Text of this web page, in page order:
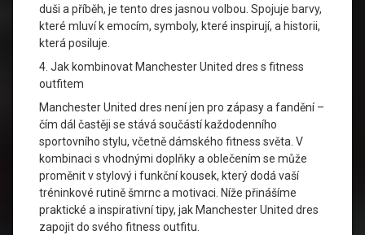
duši a příběh, je tento dres jasnou volbou. Spojuje barvy,
které mluví k emocím, symboly, které inspirují, a historii,
která posiluje.
4. Jak kombinovat Manchester United dres s fitness
outfitem
Manchester United dres není jen pro zápasy a fandění –
čím dál častěji se stává součástí každodenního
sportovního stylu, včetně dámského fitness světa. V
kombinaci s vhodnými doplňky a oblečením se může
proměnit v stylový i funkční kousek, který dodá vaší
tréninkové rutině šmrnc a motivaci. Níže přinášíme
praktické a inspirativní tipy, jak Manchester United dres
zapojit do svého fitness outfitu.